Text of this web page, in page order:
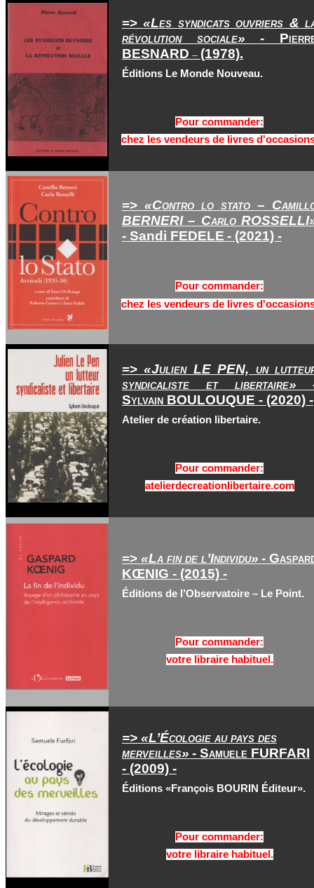
=>«Les syndicats ouvriers &
révolution sociale»
-
BESNARD – (1978).
Éditions Le Monde Nouveau.
Pour commander:
chez les vendeurs de livres
=> «Contro lo stato –
BERNERI – Carlo
- Sandi FEDELE - (2021) -
Pour commander:
chez les vendeurs de livres
=>«Julien LE PEN, un
syndicaliste et libertaire»
Sylvain BOULOUQUE - (2020) -
Atelier de création libertaire.
Pour commander:
atelierdecreationlibertaire.com
=> «La fin de l’Individu» -
KŒNIG - (2015) -
Éditions de l’Observatoire – Le Point.
Pour commander:
votre libraire habituel.
=> «L’Écologie au pays des
merveilles» - Samuele FURFARI
- (2009) -
Éditions «François BOURIN Éditeur».
Pour commander:
votre libraire habituel.